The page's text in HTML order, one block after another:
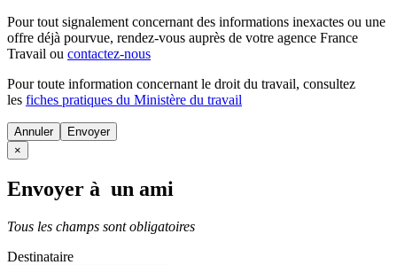
Pour tout signalement concernant des informations inexactes ou une
offre déjà pourvue, rendez-vous auprès de votre agence France
Travail ou contactez-nous
Pour toute information concernant le droit du travail, consultez
les fiches pratiques du Ministère du travail
Annuler
×
Envoyer à un ami
Tous les champs sont obligatoires
Destinataire